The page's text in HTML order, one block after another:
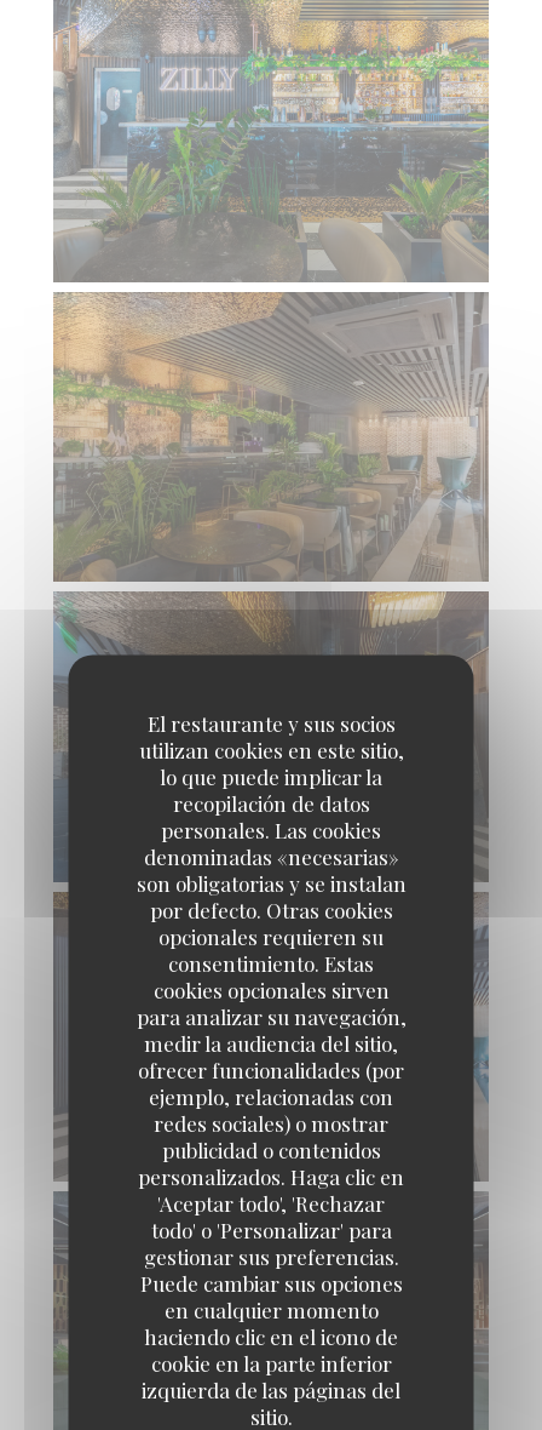
El restaurante y sus socios
utilizan cookies en este sitio,
lo que puede implicar la
recopilación de datos
personales. Las cookies
denominadas «necesarias»
son obligatorias y se instalan
por defecto. Otras cookies
opcionales requieren su
consentimiento. Estas
cookies opcionales sirven
para analizar su navegación,
medir la audiencia del sitio,
ofrecer funcionalidades (por
ejemplo, relacionadas con
redes sociales) o mostrar
publicidad o contenidos
personalizados. Haga clic en
'Aceptar todo', 'Rechazar
todo' o 'Personalizar' para
gestionar sus preferencias.
Puede cambiar sus opciones
en cualquier momento
haciendo clic en el icono de
cookie en la parte inferior
izquierda de las páginas del
sitio.